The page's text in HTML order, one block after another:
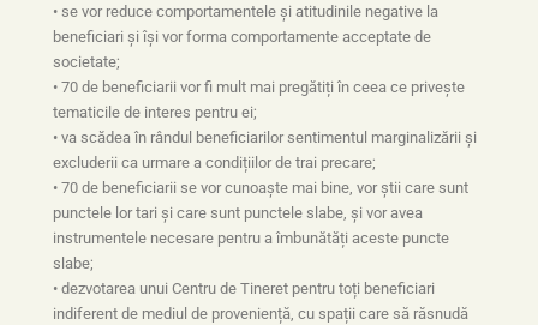
• se vor reduce comportamentele și atitudinile negative la
beneficiari și își vor forma comportamente acceptate de
societate;
• 70 de beneficiarii vor fi mult mai pregătiți în ceea ce privește
tematicile de interes pentru ei;
• va scădea în rândul beneficiarilor sentimentul marginalizării și
excluderii ca urmare a condițiilor de trai precare;
• 70 de beneficiarii se vor cunoaște mai bine, vor știi care sunt
punctele lor tari și care sunt punctele slabe, și vor avea
instrumentele necesare pentru a îmbunătăți aceste puncte
slabe;
• dezvotarea unui Centru de Tineret pentru toți beneficiari
indiferent de mediul de proveniență, cu spații care să răsnudă